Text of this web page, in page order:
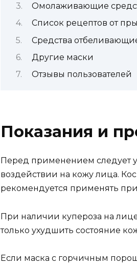
Омолаживающие
Список рецептов от
Средства
Другие маски
Отзывы пользователей
Показания и
Перед применением следует
воздействии на кожу лица.
рекомендуется применять
При наличии купероза на
только ухудшить состояние
Если маска с горчичным